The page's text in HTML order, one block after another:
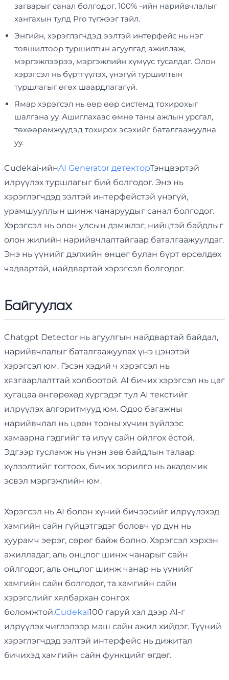
загварыг санал болгодог. 100% -ийн нарийвчлалыг
хангахын тулд Pro түгжээг тайл.
Энгийн, хэрэглэгчдэд ээлтэй интерфейс нь нэг
товшилтоор туршилтын агуулгад ажиллаж,
мэргэжлээрээ, мэргэжлийн хүмүүс тусалдаг. Олон
хэрэгсэл нь бүртгүүлэх, үнэгүй туршилтын
туршлагыг өгөх шаардлагагүй.
Ямар хэрэгсэл нь өөр өөр системд тохирохыг
шалгана уу. Ашиглахаас өмнө таны ажлын урсгал,
төхөөрөмжүүдэд тохирох эсэхийг баталгаажуулна
уу.
Cudekai-ийнAI Generator детекторТэнцвэртэй
илрүүлэх туршлагыг бий болгодог. Энэ нь
хэрэглэгчдэд ээлтэй интерфейстэй үнэгүй,
урамшууллын шинж чанаруудыг санал болгодог.
Хэрэгсэл нь олон улсын дэмжлэг, нийцтэй байдлыг
олон жилийн нарийвчлалтайгаар баталгаажуулдаг.
Энэ нь үүнийг дэлхийн өнцөг булан бүрт өрсөлдөх
чадвартай, найдвартай хэрэгсэл болгодог.
Байгуулах
Chatgpt Detector нь агуулгын найдвартай байдал,
нарийвчлалыг баталгаажуулах үнэ цэнэтэй
хэрэгсэл юм. Гэсэн хэдий ч хэрэгсэл нь
хязгаарлалттай холбоотой. AI бичих хэрэгсэл нь цаг
хугацаа өнгөрөхөд хүргэдэг тул AI текстийг
илрүүлэх алгоритмууд юм. Одоо багажны
нарийвчлал нь цөөн тооны хүчин зүйлээс
хамаарна гэдгийг та илүү сайн ойлгох ёстой.
Эдгээр тусламж нь үнэн зөв байдлын талаар
хүлээлтийг тогтоох, бичих зорилго нь академик
эсвэл мэргэжлийн юм.
Хэрэгсэл нь AI болон хүний ​​бичээсийг илрүүлэхэд
хамгийн сайн гүйцэтгэдэг боловч үр дүн нь
хуурамч эерэг, сөрөг байж болно. Хэрэгсэл хэрхэн
ажилладаг, аль онцлог шинж чанарыг сайн
ойлгодог, аль онцлог шинж чанар нь үүнийг
хамгийн сайн болгодог, та хамгийн сайн
хэрэгслийг хялбархан сонгох
боломжтой.Cudekai100 гаруй хэл дээр AI-г
илрүүлэх чиглэлээр маш сайн ажил хийдэг. Түүний
хэрэглэгчдэд ээлтэй интерфейс нь дижитал
бичихэд хамгийн сайн функцийг өгдөг.